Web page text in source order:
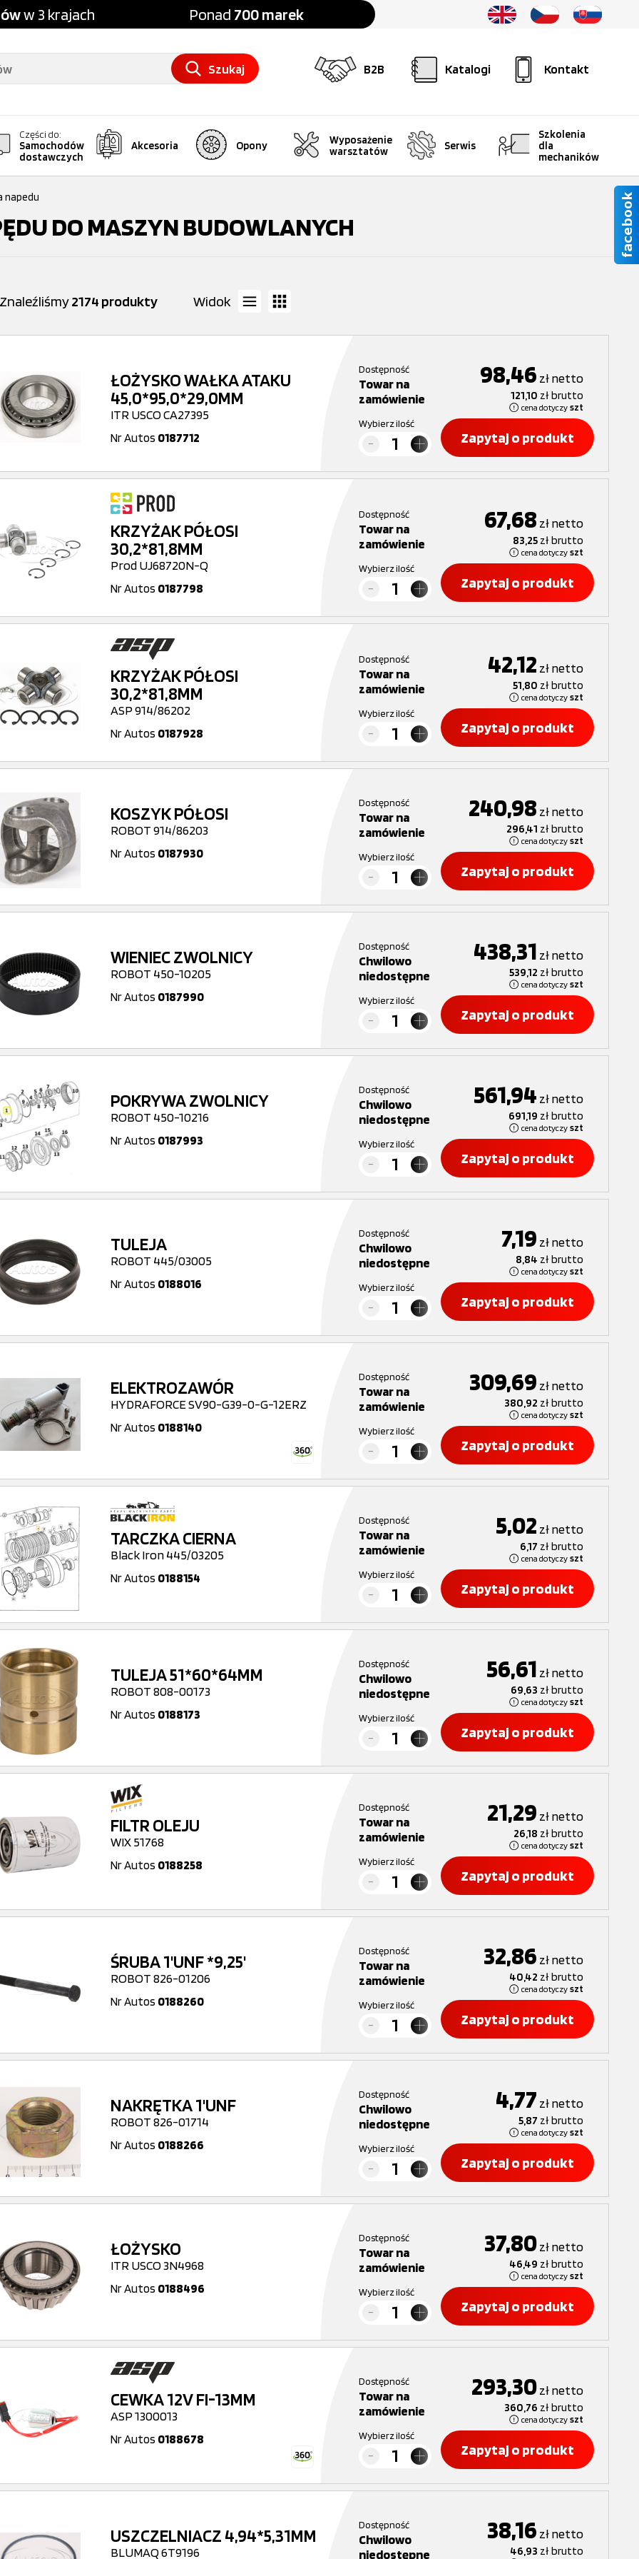
w 3 krajach Ponad 700 marek
B2B Katalogi Kontakt
Szukaj
Części do:
Samochodów
dostawczych
Akcesoria Opony
Wyposażenie
warsztatów
Serwis
Szkolenia
dla
mechaników
napedu
DO MASZYN BUDOWLANYCH
Znaleźliśmy2174 produkty Widok
ŁOŻYSKO WAŁKA ATAKU
45,0*95,0*29,0MM
ITR USCO CA27395
Nr Autos 0187712
Dostępność
Towar na
zamówienie
98,46 złnetto
121,10 złbrutto
cena dotyczy szt
Wybierz ilość
Zapytaj o produkt
KRZYŻAK PÓŁOSI
30,2*81,8MM
Prod UJ68720N-Q
Nr Autos 0187798
Dostępność
Towar na
zamówienie
67,68 złnetto
83,25 złbrutto
cena dotyczy szt
Wybierz ilość
Zapytaj o produkt
KRZYŻAK PÓŁOSI
30,2*81,8MM
ASP 914/86202
Nr Autos 0187928
Dostępność
Towar na
zamówienie
42,12 złnetto
51,80 złbrutto
cena dotyczy szt
Wybierz ilość
Zapytaj o produkt
KOSZYK PÓŁOSI
ROBOT 914/86203
Nr Autos 0187930
Dostępność
Towar na
zamówienie
240,98 złnetto
296,41 złbrutto
cena dotyczy szt
Wybierz ilość
Zapytaj o produkt
WIENIEC ZWOLNICY
ROBOT 450-10205
Nr Autos 0187990
Dostępność
Chwilowo
niedostępne
438,31 złnetto
539,12 złbrutto
cena dotyczy szt
Wybierz ilość
Zapytaj o produkt
POKRYWA ZWOLNICY
ROBOT 450-10216
Nr Autos 0187993
Dostępność
Chwilowo
niedostępne
561,94 złnetto
691,19 złbrutto
cena dotyczy szt
Wybierz ilość
Zapytaj o produkt
TULEJA
ROBOT 445/03005
Nr Autos 0188016
Dostępność
Chwilowo
niedostępne
7,19 złnetto
8,84 złbrutto
cena dotyczy szt
Wybierz ilość
Zapytaj o produkt
ELEKTROZAWÓR
HYDRAFORCE SV90-G39-0-G-12ERZ
Nr Autos 0188140
Dostępność
Towar na
zamówienie
309,69 złnetto
380,92 złbrutto
cena dotyczy szt
Wybierz ilość
Zapytaj o produkt
TARCZKA CIERNA
Black Iron 445/03205
Nr Autos 0188154
Dostępność
Towar na
zamówienie
5,02 złnetto
6,17 złbrutto
cena dotyczy szt
Wybierz ilość
Zapytaj o produkt
TULEJA 51*60*64MM
ROBOT 808-00173
Nr Autos 0188173
Dostępność
Chwilowo
niedostępne
56,61 złnetto
69,63 złbrutto
cena dotyczy szt
Wybierz ilość
Zapytaj o produkt
FILTR OLEJU
WIX 51768
Nr Autos 0188258
Dostępność
Towar na
zamówienie
21,29 złnetto
26,18 złbrutto
cena dotyczy szt
Wybierz ilość
Zapytaj o produkt
ŚRUBA 1'UNF *9,25'
ROBOT 826-01206
Nr Autos 0188260
Dostępność
Towar na
zamówienie
32,86 złnetto
40,42 złbrutto
cena dotyczy szt
Wybierz ilość
Zapytaj o produkt
NAKRĘTKA 1'UNF
ROBOT 826-01714
Nr Autos 0188266
Dostępność
Chwilowo
niedostępne
4,77 złnetto
5,87 złbrutto
cena dotyczy szt
Wybierz ilość
Zapytaj o produkt
ŁOŻYSKO
ITR USCO 3N4968
Nr Autos 0188496
Dostępność
Towar na
zamówienie
37,80złnetto
46,49 złbrutto
cena dotyczy szt
Wybierz ilość
Zapytaj o produkt
CEWKA 12V FI-13MM
ASP 1300013
Nr Autos 0188678
Dostępność
Towar na
zamówienie
293,30złnetto
360,76 złbrutto
cena dotyczy szt
Wybierz ilość
Zapytaj o produkt
USZCZELNIACZ 4,94*5,31MM
BLUMAQ 6T9196
Dostępność
Chwilowo
niedostępne
38,16 złnetto
46,93 złbrutto